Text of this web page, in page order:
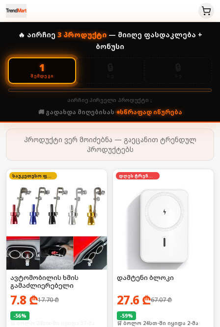
🔥 აირჩიე 3პროდუქტი— მიიღე ფასდაკლება +
ბონუსი
1
ᲨᲔᲛᲓᲔᲒᲘ
აირჩიე პირველი პროდუქტი ↓
🚚 გადახდა მიღებისას• სწრაფად იწურება
პროდუქტი ვერ მოიძებნა — გაეცანით ტრენდულ
პროდუქტებს
საუკეთესო ფასი
ავტომობილის ხმის
გამაძლიერებელი
7.8 ₾17.70₾
-56%
დღეს ტრენდში
დამტენი ბლოკი
27.6 ₾67.07₾
-59%
🛒 ბოლო 24სთ-ში იყიდა 2-მა